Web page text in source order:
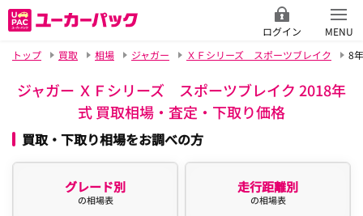
ログイン
MENU
トップ
買取 相場 ジャガー ＸＦシリーズ スポーツブレイク 8
ジャガー ＸＦシリーズ スポーツブレイク 2018年
式 買取相場・査定・下取り価格
買取・下取り相場をお調べの方
グレード別
の相場表
走行距離別
の相場表